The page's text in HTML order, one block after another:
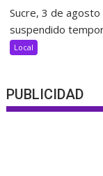
Sucre, 3 de agosto
suspendido
Local
PUBLICIDAD